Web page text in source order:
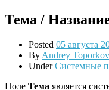
Тема /
Posted 05 августа
ByAndrey Toporkov
UnderСистемные
Поле Тема является